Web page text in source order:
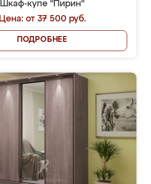
Шкаф-купе "Пирин"
Цена: от 37 500 руб.
ПОДРОБНЕЕ